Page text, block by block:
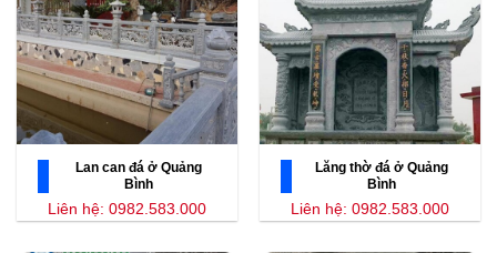
Lan can đá ở Quảng
Bình
Liên hệ: 0982.583.000
Lăng thờ đá ở Quảng
Bình
Liên hệ: 0982.583.000